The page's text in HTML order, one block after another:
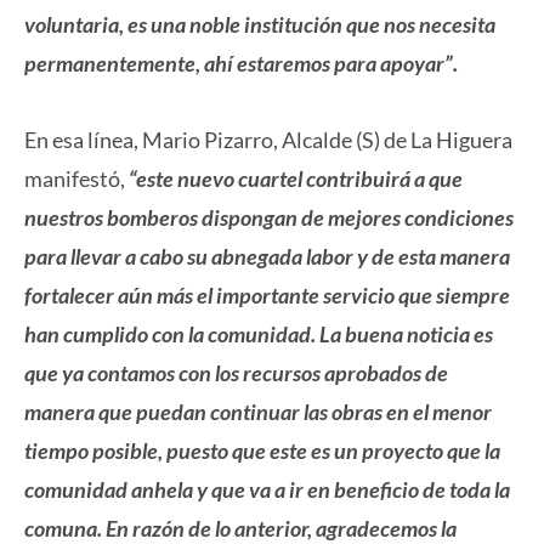
voluntaria, es una noble institución que nos necesita
permanentemente, ahí estaremos para apoyar”.
En esa línea, Mario Pizarro, Alcalde (S) de La Higuera
manifestó, “este nuevo cuartel contribuirá a que
nuestros bomberos dispongan de mejores condiciones
para llevar a cabo su abnegada labor y de esta manera
fortalecer aún más el importante servicio que siempre
han cumplido con la comunidad. La buena noticia es
que ya contamos con los recursos aprobados de
manera que puedan continuar las obras en el menor
tiempo posible, puesto que este es un proyecto que la
comunidad anhela y que va a ir en beneficio de toda la
comuna. En razón de lo anterior, agradecemos la